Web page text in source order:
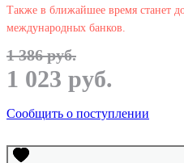
Также в ближайшее время станет
международных банков.
1 386 руб.
1 023 руб.
Сообщить о поступлении